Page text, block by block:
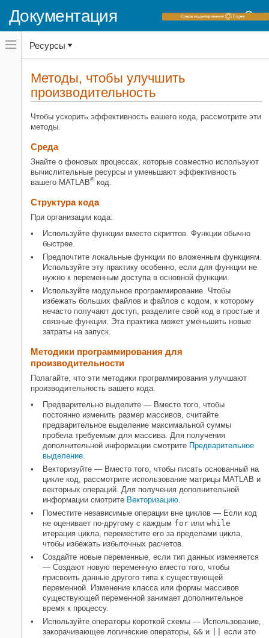
Документация
Переключатель
навигационного
меню
переключатель
навигационного
MATLAB
Инструменты разработки программного
обеспечения
Производительность и память
Методы, чтобы улучшить
производительность
НА ЭТОЙ СТРАНИЦЕ
Среда
Структура кода
Методики программирования для
Советы на определенных функциях
Похожие темы
Ресурсы
Методы, чтобы улучшить
производительность
Чтобы ускорить эффективность вашего кода, рассмотрите эти
методы.
Среда
Знайте о фоновых процессах, которые совместно используют
вычислительные ресурсы и уменьшают эффективность
вашего MATLAB®код.
Структура кода
При организации кода:
Используйте функции вместо скриптов. Функции обычно
быстрее.
Предпочтите локальные функции по вложенным функциям.
Используйте эту практику особенно, если для функции не
нужно к переменным доступа в основной функции.
Используйте модульное программирование. Чтобы
избежать больших файлов и файлов с кодом, к которому
нечасто получают доступ, разделите свой код в простые и
связные функции. Эта практика может уменьшить новые
затраты на запуск.
Методики программирования для
производительности
Полагайте, что эти методики программирования улучшают
производительность вашего кода.
Предварительно выделите — Вместо того, чтобы
постоянно изменить размер массивов, считайте
предварительное выделение максимальной суммы
пробела требуемым для массива. Для получения
дополнительной информации смотрите Предварительное
выделение.
Векторизуйте — Вместо того, чтобы писать основанный на
цикле код, рассмотрите использование матрицы MATLAB и
векторных операций. Для получения дополнительной
информации смотрите Векторизацию.
Поместите независимые операции вне циклов — Если код
не оценивает по-другому с каждым for или while
итерация цикла, переместите его за пределами цикла,
чтобы избежать избыточных расчетов.
Создайте новые переменные, если тип данных изменяется
— Создают новую переменную вместо того, чтобы
присвоить данные другого типа к существующей
переменной. Изменение класса или формы массивов
существующей переменной занимает дополнительное
время к процессу.
Используйте операторы короткой схемы — Использование,
закорачивающее логические операторы, && и
если это